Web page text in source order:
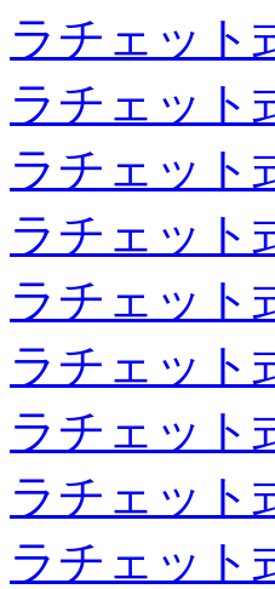
ラチェット
ラチェット
ラチェット
ラチェット
ラチェット
ラチェット
ラチェット
ラチェット
ラチェット